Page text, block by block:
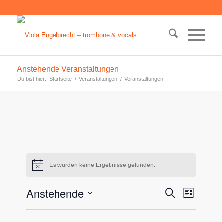
Anstehende Veranstaltungen
Du bist hier: Startseite / Veranstaltungen / Veranstaltungen
Veranstaltungen
HinweisEs wurden keine Ergebnisse gefunden.
Suche
Suche
Liste
Anstehende